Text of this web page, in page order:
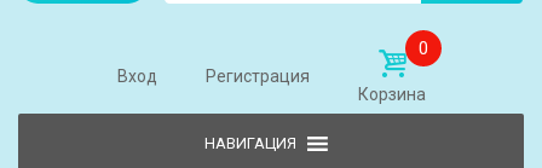
Вход Регистрация
0
Корзина